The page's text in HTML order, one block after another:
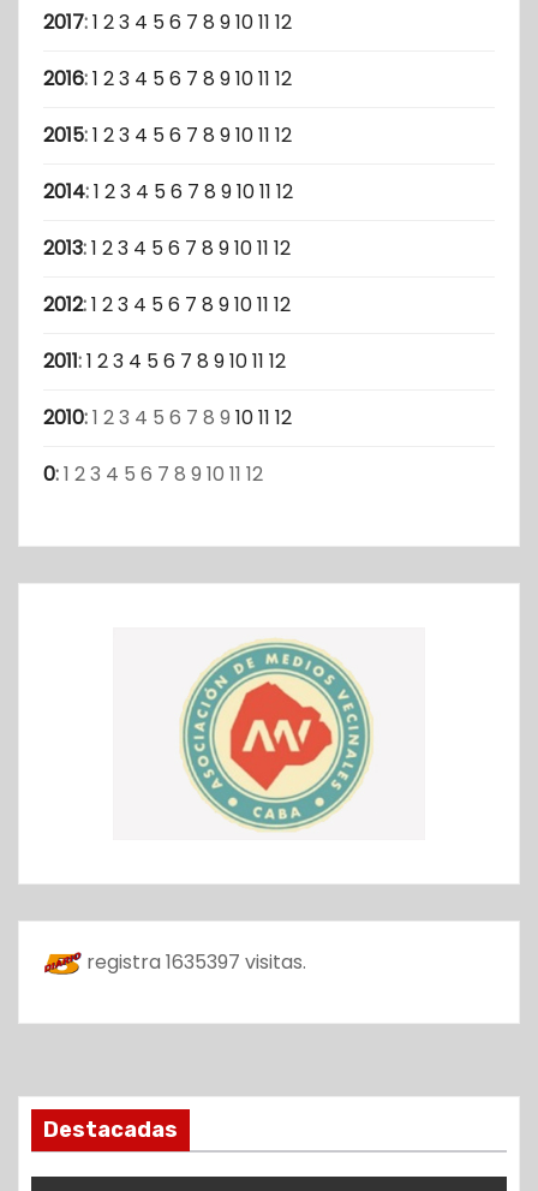
2017:1 23 4 56 7 8 91011 12
2016:1 23 4 56 7 8 91011 12
2015:1 23 4 56 7 8 91011 12
2014:1 23 4 56 7 8 91011 12
2013:1 23 4 56 7 8 91011 12
2012:1 23 4 56 7 8 91011 12
2011:1 23 4 56 7 8 91011 12
2010:1 23 4 5 6 7 8 9 1011 12
0:1 23 4 5 6 7 8 9 10 11 12
registra 1635397 visitas.
Destacadas